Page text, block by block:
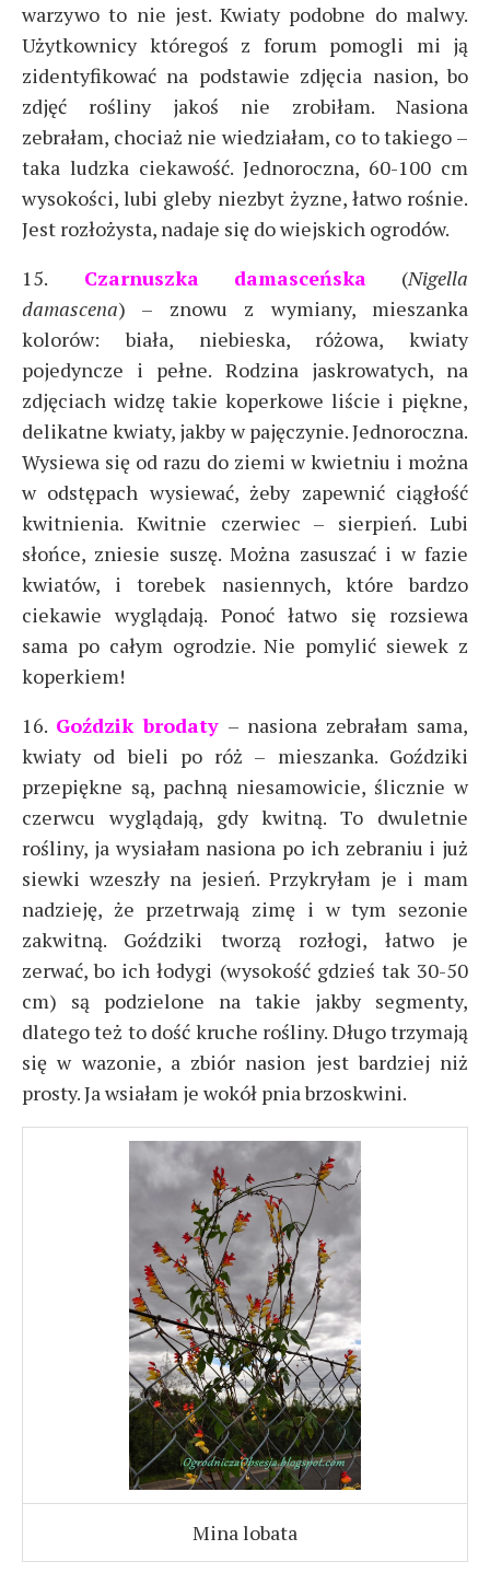
warzywo to nie jest. Kwiaty podobne do malwy.
Użytkownicy któregoś z forum pomogli mi ją
zidentyfikować na podstawie zdjęcia nasion, bo
zdjęć rośliny jakoś nie zrobiłam. Nasiona
zebrałam, chociaż nie wiedziałam, co to takiego –
taka ludzka ciekawość. Jednoroczna, 60-100 cm
wysokości, lubi gleby niezbyt żyzne, łatwo rośnie.
Jest rozłożysta, nadaje się do wiejskich ogrodów.
15. Czarnuszka damasceńska (Nigella
damascena) – znowu z wymiany, mieszanka
kolorów: biała, niebieska, różowa, kwiaty
pojedyncze i pełne. Rodzina jaskrowatych, na
zdjęciach widzę takie koperkowe liście i piękne,
delikatne kwiaty, jakby w pajęczynie. Jednoroczna.
Wysiewa się od razu do ziemi w kwietniu i można
w odstępach wysiewać, żeby zapewnić ciągłość
kwitnienia. Kwitnie czerwiec – sierpień. Lubi
słońce, zniesie suszę. Można zasuszać i w fazie
kwiatów, i torebek nasiennych, które bardzo
ciekawie wyglądają. Ponoć łatwo się rozsiewa
sama po całym ogrodzie. Nie pomylić siewek z
koperkiem!
16. Goździk brodaty – nasiona zebrałam sama,
kwiaty od bieli po róż – mieszanka. Goździki
przepiękne są, pachną niesamowicie, ślicznie w
czerwcu wyglądają, gdy kwitną. To dwuletnie
rośliny, ja wysiałam nasiona po ich zebraniu i już
siewki wzeszły na jesień. Przykryłam je i mam
nadzieję, że przetrwają zimę i w tym sezonie
zakwitną. Goździki tworzą rozłogi, łatwo je
zerwać, bo ich łodygi (wysokość gdzieś tak 30-50
cm) są podzielone na takie jakby segmenty,
dlatego też to dość kruche rośliny. Długo trzymają
się w wazonie, a zbiór nasion jest bardziej niż
prosty. Ja wsiałam je wokół pnia brzoskwini.
Mina lobata